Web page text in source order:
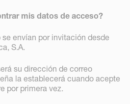
mis datos de acceso?
envían por invitación desde
S.A.
su dirección de correo
la establecerá cuando acepte
por primera vez.